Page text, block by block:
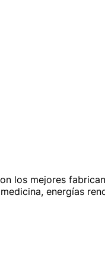
los mejores
energías